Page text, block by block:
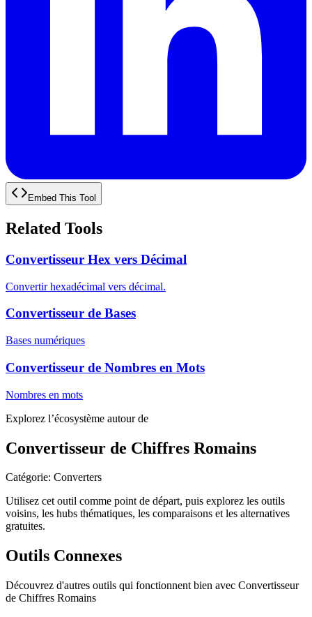
Embed This Tool
Related Tools
Convertisseur Hex vers Décimal
Convertir hexadécimal vers décimal.
Convertisseur de Bases
Bases numériques
Convertisseur de Nombres en Mots
Nombres en mots
Explorez l’écosystème autour de
Convertisseur de Chiffres Romains
Catégorie: Converters
Utilisez cet outil comme point de départ, puis explorez les outils
voisins, les hubs thématiques, les comparaisons et les alternatives
gratuites.
Outils Connexes
Découvrez d'autres outils qui fonctionnent bien avec Convertisseur
de Chiffres Romains